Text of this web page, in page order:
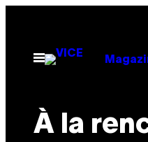
contentOpen
Menu
À la